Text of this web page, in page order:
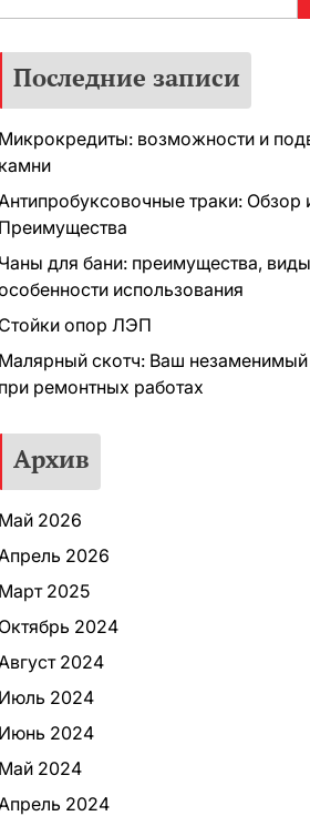
Последние записи
Микрокредиты: возможности и
камни
траки: Обзор
Преимущества
Чаны для бани: преимущества,
использования
Стойки опор ЛЭП
Малярный скотч: Ваш
при ремонтных работах
Архив
Май 2026
2026
Март 2025
Октябрь 2024
2024
Июль 2024
Июнь 2024
Май 2024
2024